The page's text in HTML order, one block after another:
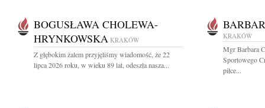
BOGUSŁAWA CHOLEWA-
HRYNKOWSKA KRAKÓW
Z głębokim żalem przyjęliśmy wiadomość, że 22
lipca 2026 roku, w wieku 89 lat, odeszła nasza...
KRAKÓW
Mgr Barbara
Sportowego
piłce...